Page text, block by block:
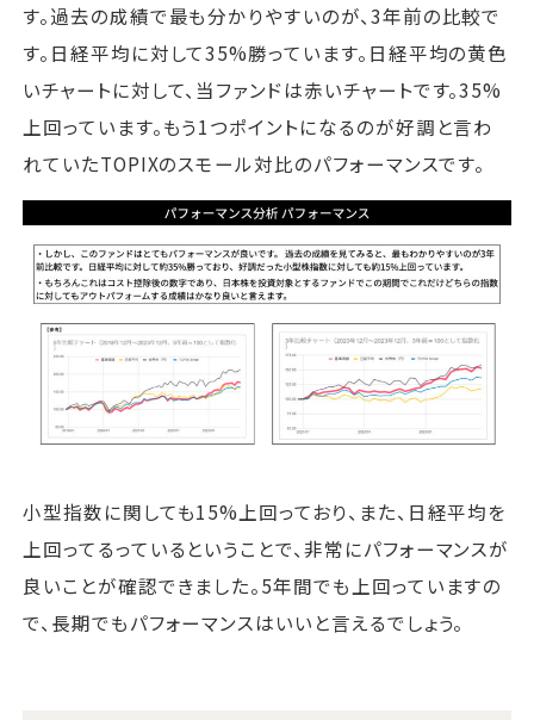
す。過去の成績で最も分かりやすいのが、3年前の比較で
す。日経平均に対して35%勝っています。日経平均の黄色
いチャートに対して、当ファンドは赤いチャートです。35%
上回っています。もう1つポイントになるのが好調と言わ
れていたTOPIXのスモール対比のパフォーマンスです。
小型指数に関しても15%上回っており、また、日経平均を
上回ってるっているということで、非常にパフォーマンスが
良いことが確認できました。5年間でも上回っていますの
で、長期でもパフォーマンスはいいと言えるでしょう。